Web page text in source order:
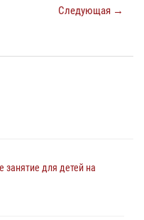
Следующая →
занятие для детей на